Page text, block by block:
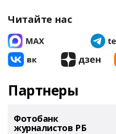
Читайте нас
Партнеры
Фотобанк
журналистов РБ